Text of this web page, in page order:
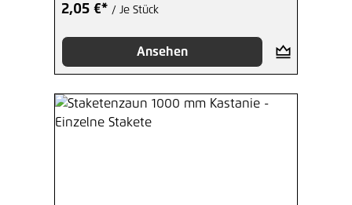
2,05 €* / Je Stück
Ansehen